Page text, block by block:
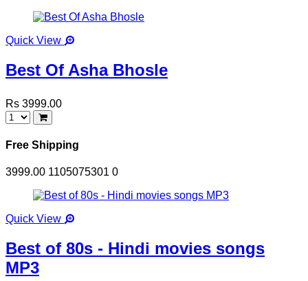
Quick View
Best Of Asha Bhosle
Rs 3999.00
Free Shipping
3999.00 1105075301 0
Quick View
Best of 80s - Hindi movies songs
MP3